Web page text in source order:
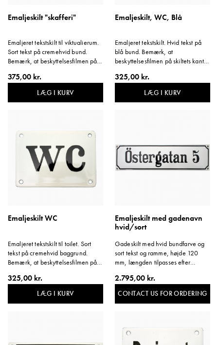
Emaljeskilt "skafferi"
Emaljeret tekstskilt til viktualierum.
Sort tekst på cremehvid bund.
Bemærk, at beskyttelsesfilmen på
Variant: Viktualierum.
375,00 kr.
LÆG I KURV
Emaljeskilt, WC, Blå
Emaljeret tekstskilt. Hvid tekst på
blå bund. Bemærk, at
beskyttelsesfilmen på skiltets kant
325,00 kr.
LÆG I KURV
Emaljeskilt WC
Emaljeret tekstskilt til toilet. Sort
tekst på cremehvid baggrund.
Bemærk, at beskyttelsesfilmen på
Variant: WC.
325,00 kr.
LÆG I KURV
Emaljeskilt med gadenavn
hvid/sort
Gadeskilt med hvid bundfarve og
sort tekst og ramme, højde 120
mm, længden tilpasses efter
tegn. Det er i øjeblikket ikke muligt
at bestille disse skilte online.
2.795,00 kr.
CONTACT US FOR ORDERING